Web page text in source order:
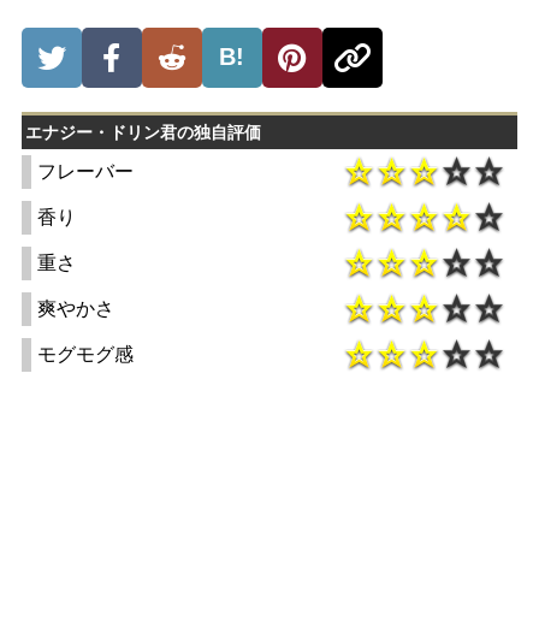
B!
エナジー・ドリン君の独自評価
フレーバー
香り
重さ
爽やかさ
モグモグ感